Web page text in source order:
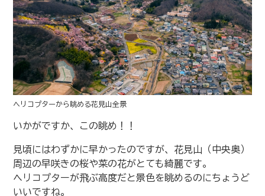
ヘリコプターから眺める花見山全景
いかがですか、この眺め！！
見頃にはわずかに早かったのですが、花見山（中央奥）
周辺の早咲きの桜や菜の花がとても綺麗です。
ヘリコプターが飛ぶ高度だと景色を眺めるのにちょうど
いいですね。